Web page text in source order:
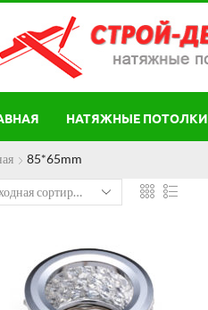
НАТЯЖНЫЕ ПОТОЛКИ
85*65mm